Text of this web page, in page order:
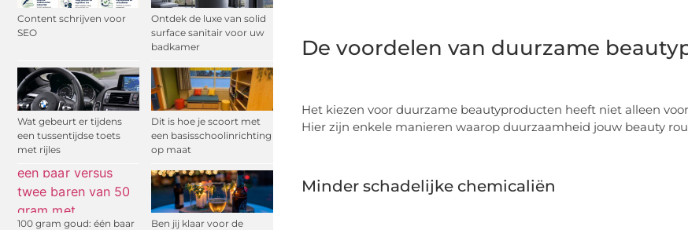
Content schrijven voor
SEO
Ontdek de luxe van solid
surface sanitair voor uw
badkamer
Wat gebeurt er tijdens
een tussentijdse toets
met rijles
Dit is hoe je scoort met
een basisschoolinrichting
op maat
100 gram goud: één baar
Ben jij klaar voor de
De voordelen van duurzame
Het kiezen voor duurzame beautyproducten heeft niet alleen
Hier zijn enkele manieren waarop duurzaamheid jouw beauty
Minder schadelijke chemicaliën